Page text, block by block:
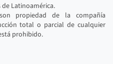
Latinoamérica.
propiedad de la compañía
total o parcial de cualquier
prohibido.